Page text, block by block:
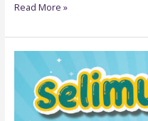
Read More »
BLANKET05
SELIMUT
BALDU